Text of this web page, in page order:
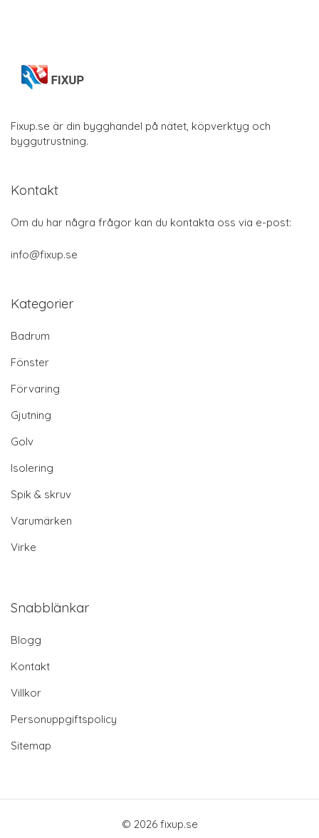
Fixup.se är din bygghandel på nätet, köpverktyg och
byggutrustning.
Kontakt
Om du har några frågor kan du kontakta oss via e-post:
info@fixup.se
Kategorier
Badrum
Fönster
Förvaring
Gjutning
Golv
Isolering
Spik & skruv
Varumärken
Virke
Snabblänkar
Blogg
Kontakt
Villkor
Personuppgiftspolicy
Sitemap
© 2026 fixup.se